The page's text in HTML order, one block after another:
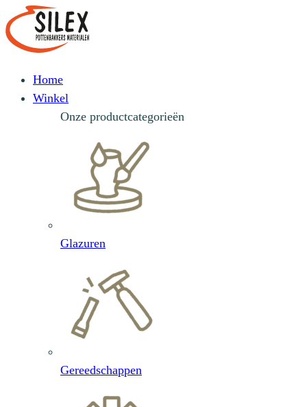
Home
Winkel
Onze productcategorieën
Glazuren
Gereedschappen